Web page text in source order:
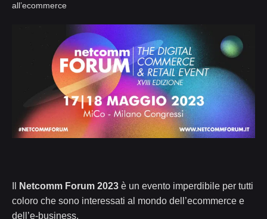
all’ecommerce
Netcomm Forum 2023 è un evento imperdibile per tutti
coloro che sono interessati al mondo dell’ecommerce e
dell’e-business.